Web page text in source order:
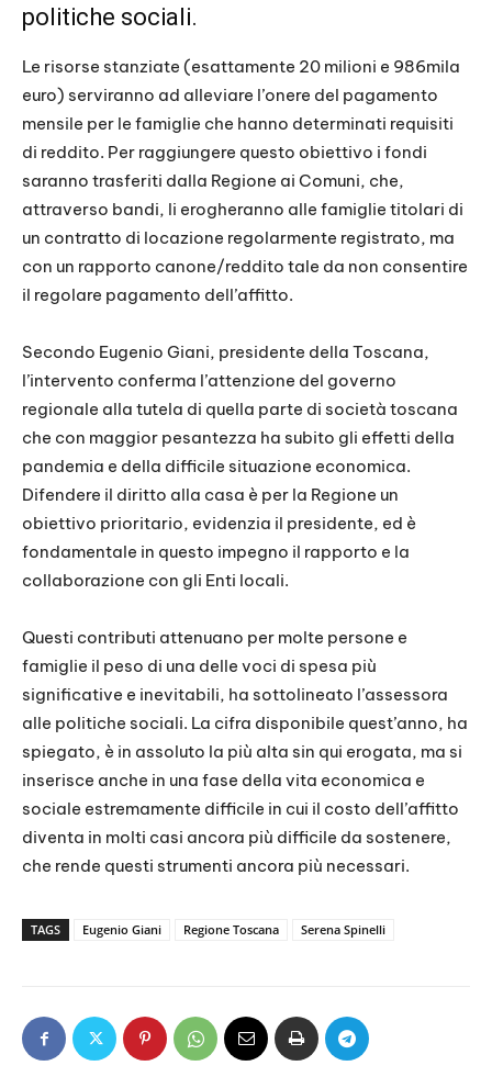
politiche sociali.
Le risorse stanziate (esattamente 20 milioni e 986mila
euro) serviranno ad alleviare l’onere del pagamento
mensile per le famiglie che hanno determinati requisiti
di reddito. Per raggiungere questo obiettivo i fondi
saranno trasferiti dalla Regione ai Comuni, che,
attraverso bandi, li erogheranno alle famiglie titolari di
un contratto di locazione regolarmente registrato, ma
con un rapporto canone/reddito tale da non consentire
il regolare pagamento dell’affitto.
Secondo Eugenio Giani, presidente della Toscana,
l’intervento conferma l’attenzione del governo
regionale alla tutela di quella parte di società toscana
che con maggior pesantezza ha subito gli effetti della
pandemia e della difficile situazione economica.
Difendere il diritto alla casa è per la Regione un
obiettivo prioritario, evidenzia il presidente, ed è
fondamentale in questo impegno il rapporto e la
collaborazione con gli Enti locali.
Questi contributi attenuano per molte persone e
famiglie il peso di una delle voci di spesa più
significative e inevitabili, ha sottolineato l’assessora
alle politiche sociali. La cifra disponibile quest’anno, ha
spiegato, è in assoluto la più alta sin qui erogata, ma si
inserisce anche in una fase della vita economica e
sociale estremamente difficile in cui il costo dell’affitto
diventa in molti casi ancora più difficile da sostenere,
che rende questi strumenti ancora più necessari.
TAGS Eugenio Giani Regione Toscana Serena Spinelli